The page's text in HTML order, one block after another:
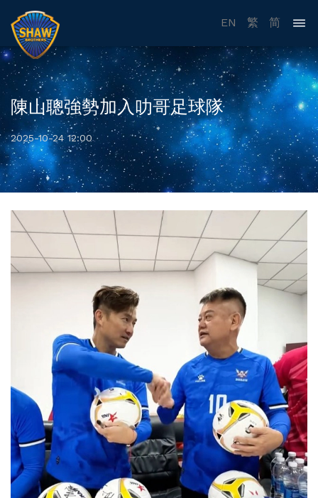
EN 繁 简
陳山聰強勢加入叻哥足球隊
2025-10-24 12:00